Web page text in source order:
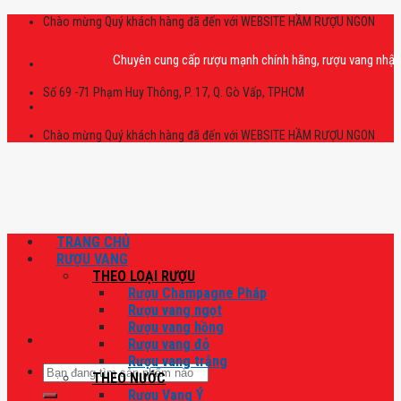
Skip
Chào mừng Quý khách hàng đã đến với WEBSITE HẦM RƯỢU NGON
Chuyên cung cấp rượu mạnh chính hãng, rượu vang nhập khẩu
Số 69 -71 Phạm Huy Thông, P. 17, Q. Gò Vấp, TPHCM
Chào mừng Quý khách hàng đã đến với WEBSITE HẦM RƯỢU NGON
Tìm
kiếm:
TRANG CHỦ
RƯỢU VANG
THEO LOẠI RƯỢU
Rượu Champagne Pháp
Rượu vang ngọt
Rượu vang hồng
Rượu vang đỏ
Rượu vang trắng
THEO NƯỚC
Rượu Vang Ý